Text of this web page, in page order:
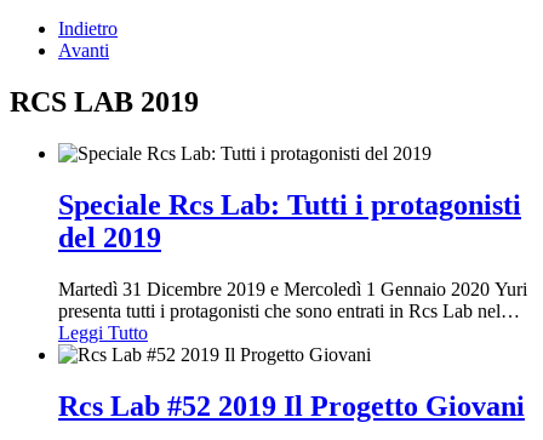
Indietro
Avanti
RCS LAB 2019
Speciale Rcs Lab: Tutti i protagonisti
del 2019
Martedì 31 Dicembre 2019 e Mercoledì 1 Gennaio 2020 Yuri
presenta tutti i protagonisti che sono entrati in Rcs Lab nel…
Leggi Tutto
Rcs Lab #52 2019 Il Progetto Giovani